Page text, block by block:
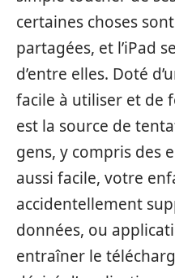
certaines choses
partagées, et l’iPad
d’entre elles. Doté
facile à utiliser et de
est la source de
gens, y compris des
aussi facile, votre
accidentellement
données, ou
entraîner le